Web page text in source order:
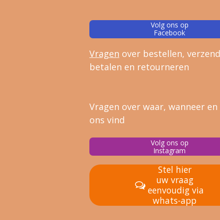
Volg ons op
Facebook
Vragen over bestellen, verz
betalen en retourneren
Vragen over waar, wanneer en
ons vind
Volg ons op
Instagram
Stel hier
uw vraag
eenvoudig via
whats-app